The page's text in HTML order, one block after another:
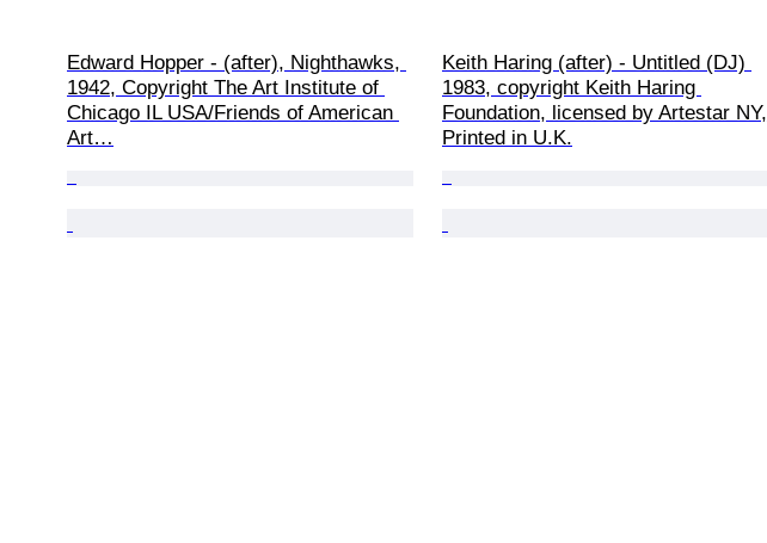
Edward Hopper - (after), Nighthawks,
1942, Copyright The Art Institute of
Chicago IL USA/Friends of American
Art…
Keith Haring (after) - Untitled (DJ)
1983, copyright Keith Haring
Foundation, licensed by Artestar NY,
Printed in U.K.